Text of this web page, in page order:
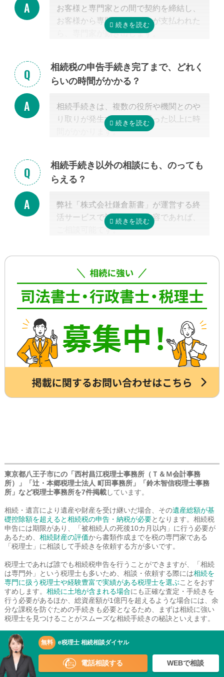
お客様と専門家との間で契約を締結し、
お客様から専門家に着手金が支払われた
ら、専門家が動き出します。
ル・郵便などを使って進捗状況などの連
絡を取り合う形になります。
ば大丈夫ですので、ご安心ください。
相続税の申告手続き完了まで、どれく
らいの時間がかかる？
相続手続きは、複数の役所や機関とのや
り取りが発生するため、思った以上に時
間がかかります。
り、専門家が効率よく進めたとしても一
般的には全部で約3-4カ月かかると言わ
これに相続税申告が加わると、相談発生
後10カ月以内に申告しなければならない
ため、早めの動き出しが肝心です。
る場合、平日昼間に何度も役所に行くな
どさらに時間がかかるので、専門家に任
せたほうが早く確実に手続きが進み、ス
トレスもなく安心でしょう。
相続手続き以外の相談にも、のっても
らえる？
弊社「株式会社鎌倉新書」が運営する終
活サービスで対応可能な内容であれば、
ご相談可能です。
却支援、のこされた高齢のご家族の見守
り・介護支援、相続した財産の資産運用
のご相談、本位牌や法要・海洋散骨・お
墓など仏事に関するご相談などです。
詳しくは専門スタッフまでお問合せくだ
東京都八王子市にの「西村昌江税理士事務所（Ｔ＆Ｍ会計事務
所）」「辻・本郷税理士法人 町田事務所」「鈴木智信税理士事務
所」など税理士事務所を7件掲載しています。
相続・遺言により遺産や財産を受け継いだ場合、その遺産総額が基
礎控除額を超えると相続税の申告・納税が必要となります。相続税
申告には期限があり、「被相続人の死後10カ月以内」に行う必要が
あるため、 相続財産の評価から書類作成までを税の専門家である
「税理士」に相談して手続きを依頼する方が多いです。
税理士であれば誰でも相続税申告を行うことができますが、「相続
は専門外」という税理士も多いため、相談・依頼する際には相続を
専門に扱う税理士や経験豊富で実績がある税理士を選ぶことをおす
すめします。 相続に土地が含まれる場合にも正確な査定・手続きを
行う必要があるほか、総資産額が1億円を超えるような場合には、余
分な課税を防ぐための手続きも必要となるため、まずは相続に強い
税理士を見つけることがスムーズな相続手続きの秘訣といえます。
🔰相続税の基礎知識【税理士監修】
🔰相続税の申告・納税手続き全解説！
🔰税理士に依頼できる相続手続き／税理士の選び方
税理士に払う費用は相続税の何％くらいになる？
🔰
相続財産ケース別、相続対策チェックポイント
無料 e税理士 相続相談ダイヤル
電話相談する WEBで相談